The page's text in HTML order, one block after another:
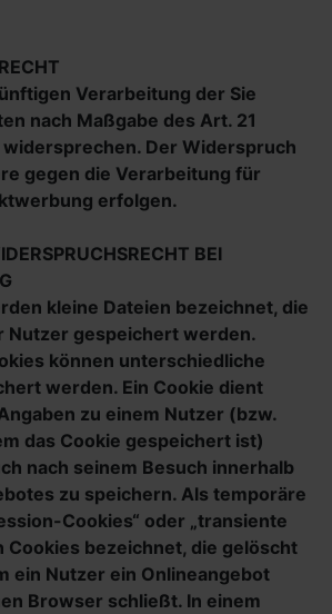
Verarbeitung der Sie
nach Maßgabe des Art. 21
widersprechen. Der Widerspruch
gegen die Verarbeitung für
erfolgen.
BEI
kleine Dateien bezeichnet, die
Nutzer gespeichert werden.
können unterschiedliche
werden. Ein Cookie dient
zu einem Nutzer (bzw.
das Cookie gespeichert ist)
nach seinem Besuch innerhalb
zu speichern. Als temporäre
Cookies“ oder „transiente
Cookies bezeichnet, die gelöscht
ein Nutzer ein Onlineangebot
Browser schließt. In einem